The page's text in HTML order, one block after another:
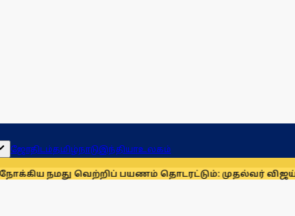
ஜோதிடம்தமிழ்நாடுஇந்தியாஉலகம்
பயணம் தொடரட்டும்: முதல்வர் விஜய்உருப்படியாக